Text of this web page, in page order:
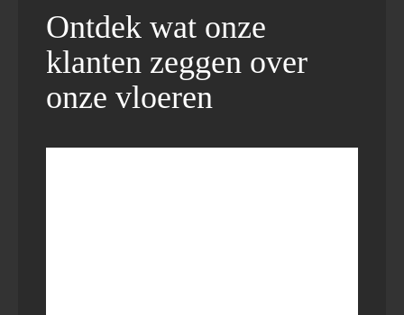
Ontdek wat onze
klanten zeggen over
onze vloeren